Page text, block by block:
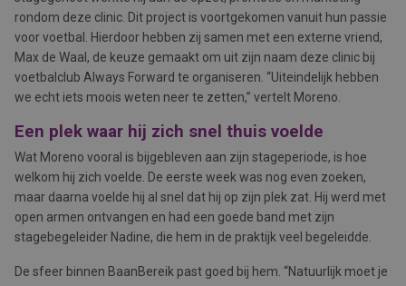
rondom deze clinic. Dit project is voortgekomen vanuit hun passie
voor voetbal. Hierdoor hebben zij samen met een externe vriend,
Max de Waal, de keuze gemaakt om uit zijn naam deze clinic bij
voetbalclub Always Forward te organiseren. “Uiteindelijk hebben
we echt iets moois weten neer te zetten,” vertelt Moreno.
Een plek waar hij zich snel thuis voelde
Wat Moreno vooral is bijgebleven aan zijn stageperiode, is hoe
welkom hij zich voelde. De eerste week was nog even zoeken,
maar daarna voelde hij al snel dat hij op zijn plek zat. Hij werd met
open armen ontvangen en had een goede band met zijn
stagebegeleider Nadine, die hem in de praktijk veel begeleidde.
De sfeer binnen BaanBereik past goed bij hem. “Natuurlijk moet je